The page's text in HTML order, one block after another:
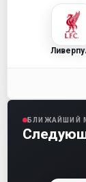
БЛИЖАЙШИЙ